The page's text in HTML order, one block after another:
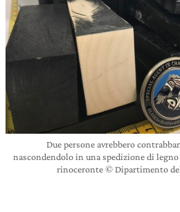
Due persone avrebbero
nascondendolo in una spedizione di
rinoceronte © Dipartimento